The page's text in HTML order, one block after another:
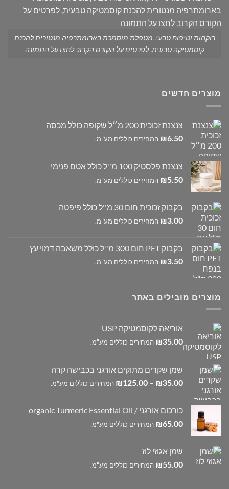
רוקחות וטיפוח טבעי, מטפלת מוסמכת בארומתרפיה מנטורית להכנת
קוסמטיקה טבעית, לפרטים על הקורס הקרוב לחצו על התמונה
מוצרים חדשים
צנצנת זכוכית 200 מ״ל שקופה כולל מכסה
₪6.50 המחירים כוללים מע"מ.
צנצנת פלסטיק 100 מ''ל כולל אטם פנימי
₪5.50 המחירים כוללים מע"מ.
בקבוק זכוכית חום 30 מ''ל כולל פיפטה
₪3.00 המחירים כוללים מע"מ.
בקבוק PET חום 300 מ''ל כולל משאבה דמוי עץ
₪3.50 המחירים כוללים מע"מ.
מוצרים מובילים באתר
אוריאה לקוסמטיקה USP
₪35.00 המחירים כוללים מע"מ.
שמן שקדים מתוקים אורגני בכבישה קרה
₪35.00
–
₪125.00
טווח
עד
המחירים כוללים מע"מ.
כורכום אורגני / organic Turmeric Essential Oil
₪65.00 המחירים כוללים מע"מ.
שמן אגוזי לוז
₪55.00 המחירים כוללים מע"מ.